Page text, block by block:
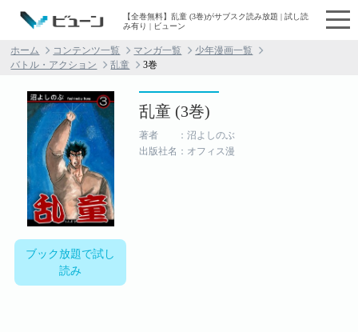
【全巻無料】乱童 (3巻)がサブスク読み放題 | 試し読
み有り | ビューン
ホーム コンテンツ一覧 マンガ一覧
少年漫画一覧
バトル・アクション
乱童 3巻
ブック放題で試し
読み
乱童 (3巻)
著者 ：沼よしのぶ
出版社名：オフィス漫